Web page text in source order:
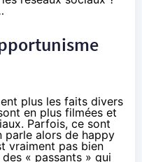
plus les faits divers
en plus filmées et
Parfois, ce sont
parle alors de happy
vraiment pas bien
« passants » qui